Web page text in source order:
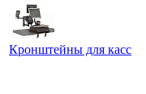
Кронштейны для касс